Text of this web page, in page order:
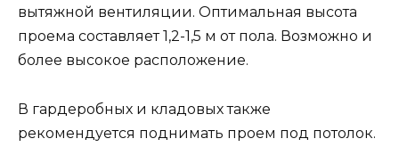
вытяжной вентиляции. Оптимальная высота
проема составляет 1,2-1,5 м от пола. Возможно и
более высокое расположение.
В гардеробных и кладовых также
рекомендуется поднимать проем под потолок.